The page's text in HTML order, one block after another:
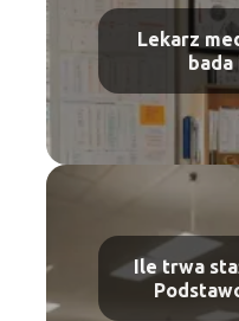
Lekarz
bada
Ile trwa